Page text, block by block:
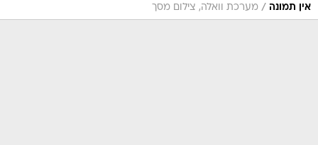
אין תמונה / מערכת וואלה, צילום מסך